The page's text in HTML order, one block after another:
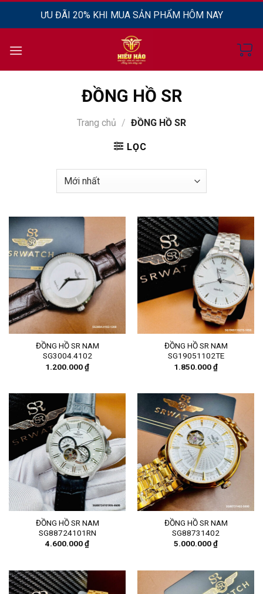
dung
ƯU ĐÃI 20% KHI MUA SẢN PHẨM HÔM NAY
ĐỒNG HỒ SR
Trang chủ / ĐỒNG HỒ SR
LỌC
ĐỒNG HỒ SR NAM
SG3004.4102
1.200.000₫
ĐỒNG HỒ SR NAM
SG19051102TE
1.850.000₫
ĐỒNG HỒ SR NAM
SG88724101RN
4.600.000₫
ĐỒNG HỒ SR NAM
SG88731402
5.000.000₫